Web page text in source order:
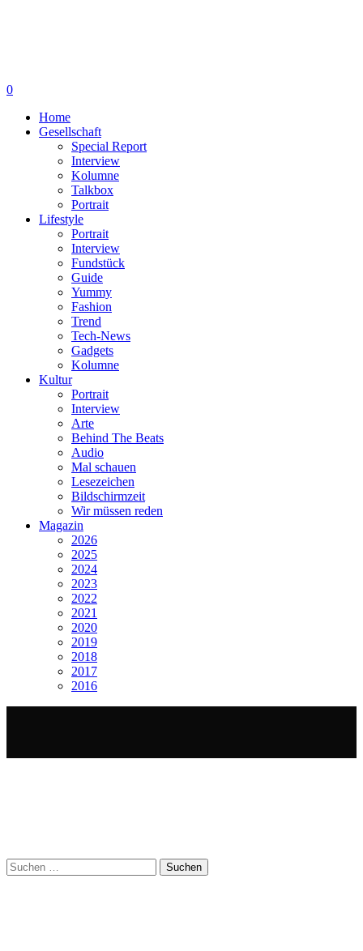
0
Home
Gesellschaft
Special Report
Interview
Kolumne
Talkbox
Portrait
Lifestyle
Portrait
Interview
Fundstück
Guide
Yummy
Fashion
Trend
Tech-News
Gadgets
Kolumne
Kultur
Portrait
Interview
Arte
Behind The Beats
Audio
Mal schauen
Lesezeichen
Bildschirmzeit
Wir müssen reden
Magazin
2026
2025
2024
2023
2022
2021
2020
2019
2018
2017
2016
Suchen
nach: